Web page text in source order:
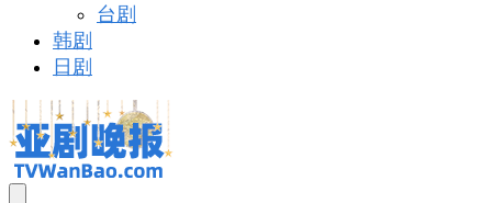
台剧
韩剧
日剧